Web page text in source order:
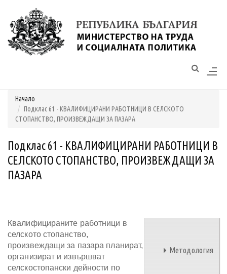
Моля,
обърнете
система
Начало
Подклас 61 - КВАЛИФИЦИРАНИ РАБОТНИЦИ В СЕЛСКОТО
СТОПАНСТВО, ПРОИЗВЕЖДАЩИ ЗА ПАЗАРА
Подклас 61 - КВАЛИФИЦИРАНИ РАБОТНИЦИ В
СЕЛСКОТО СТОПАНСТВО, ПРОИЗВЕЖДАЩИ ЗА
ПАЗАРА
Методология
Квалифицираните работници в
селското стопанство,
произвеждащи за пазара планират,
организират и извършват
селскостопански дейности по